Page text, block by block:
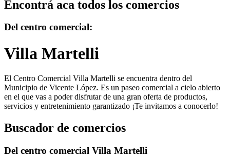
Encontrá aca todos los comercios
Del centro comercial:
Villa Martelli
El Centro Comercial Villa Martelli se encuentra dentro del
Municipio de Vicente López. Es un paseo comercial a cielo abierto
en el que vas a poder disfrutar de una gran oferta de productos,
servicios y entretenimiento garantizado ¡Te invitamos a conocerlo!
Buscador de comercios
Del centro comercial Villa Martelli